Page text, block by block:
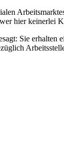
hier keinerlei
Sie